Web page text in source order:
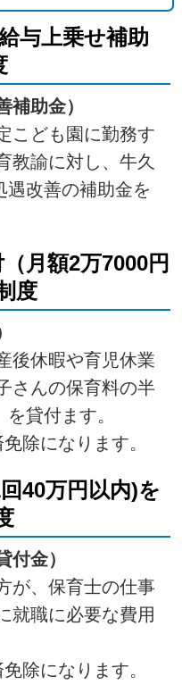
与上乗せ補助
補助金）
こども園に勤務す
教諭に対し、牛久
遇改善の補助金を
月額2万7000円
度
後休暇や育児休業
さんの保育料の半
貸付ます。
除になります。
40万円以内)を
付金）
が、保育士の仕事
就職に必要な費用
除になります。